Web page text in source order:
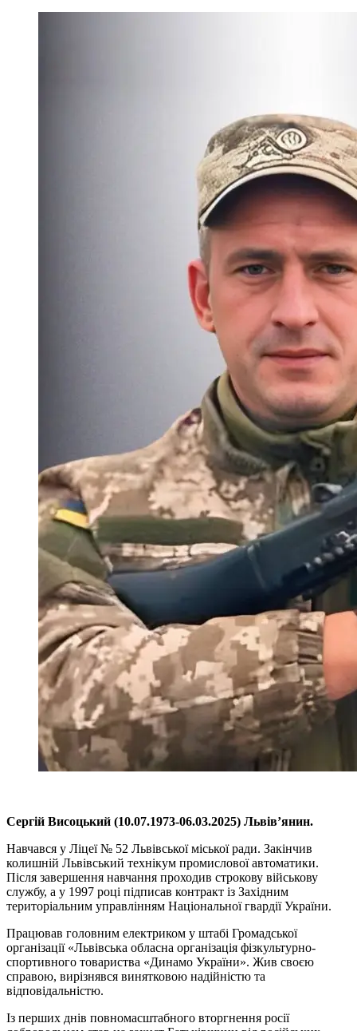
Сергій Висоцький (10.07.1973-06.03.2025) Львів’янин.
Навчався у Ліцеї № 52 Львівської міської ради. Закінчив
колишній Львівський технікум промислової автоматики.
Після завершення навчання проходив строкову військову
службу, а у 1997 році підписав контракт із Західним
територіальним управлінням Національної гвардії України.
Працював головним електриком у штабі Громадської
організації «Львівська обласна організація фізкультурно-
спортивного товариства «Динамо України». Жив своєю
справою, вирізнявся винятковою надійністю та
відповідальністю.
Із перших днів повномасштабного вторгнення росії